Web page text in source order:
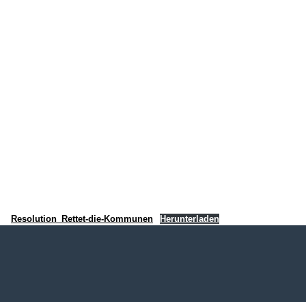
Resolution_Rettet-die-Kommunen Herunterladen